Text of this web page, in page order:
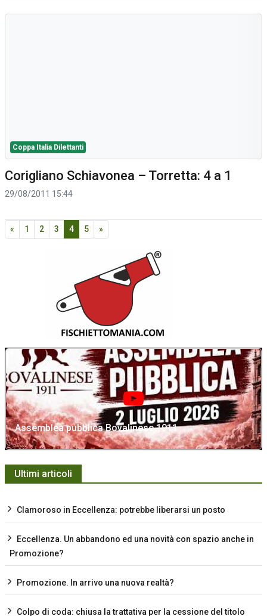
Coppa Italia Dilettanti
Corigliano Schiavonea – Torretta: 4 a 1
29/08/2011 15:44
« 1 2 3 4 5 »
Assemblea pubblica Bovalinese 1911
Ultimi articoli
Clamoroso in Eccellenza: potrebbe liberarsi un posto
Eccellenza. Un abbandono ed una novità con spazio anche in
Promozione?
Promozione. In arrivo una nuova realtà?
Colpo di coda: chiusa la trattativa per la cessione del titolo